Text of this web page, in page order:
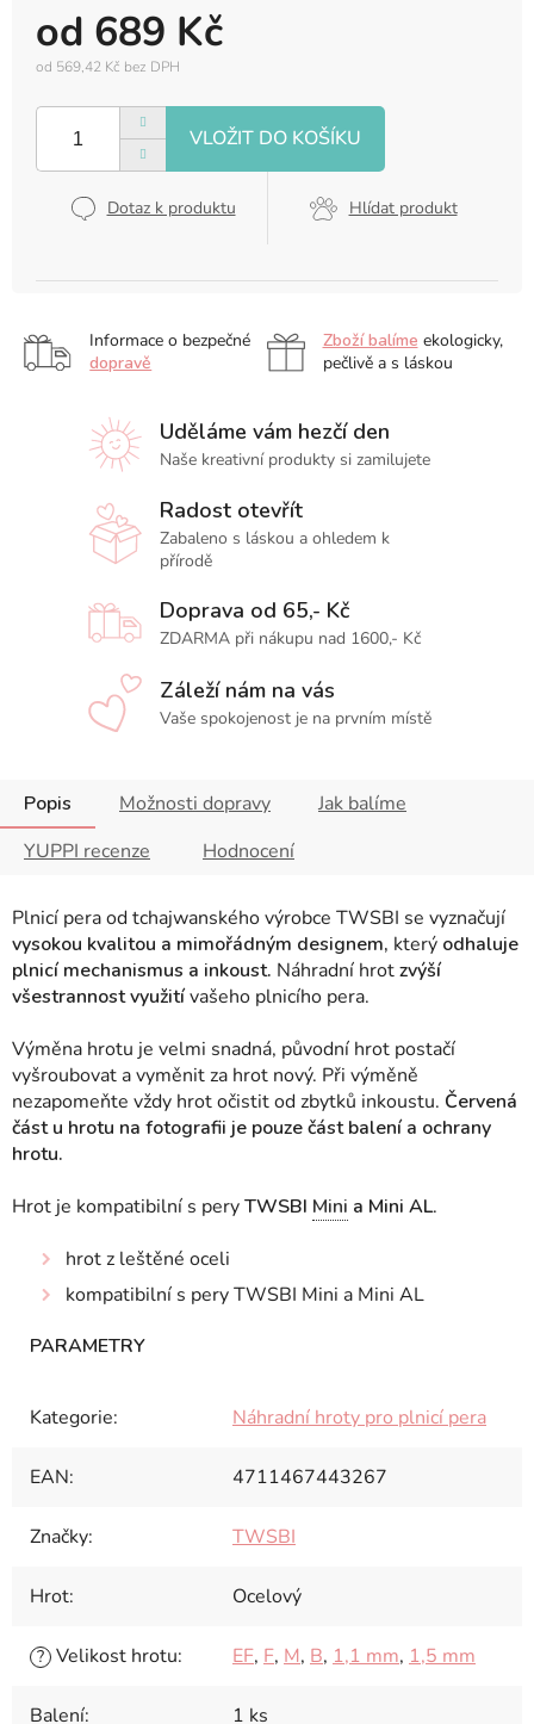
od 689 Kč
od 569,42 Kč bez DPH
cena:
Dotaz k produktu Hlídat produkt
Informace o bezpečné
dopravě
Zboží balíme ekologicky,
pečlivě a s láskou
Uděláme vám hezčí den
Naše kreativní produkty si zamilujete
Radost otevřít
Zabaleno s láskou a ohledem k
přírodě
Doprava od 65,- Kč
ZDARMA při nákupu nad 1600,- Kč
Záleží nám na vás
Vaše spokojenost je na prvním místě
Popis Možnosti dopravy
Jak balíme
YUPPI recenze
Hodnocení
Plnicí pera od tchajwanského výrobce TWSBI se vyznačují
vysokou kvalitou a mimořádným designem, který odhaluje
plnicí mechanismus a inkoust. Náhradní hrotzvýší
všestrannost využitívašeho plnicího pera.
Výměna hrotu je velmi snadná, původní hrot postačí
vyšroubovat a vyměnit za hrot nový. Při výměně
nezapomeňte vždy hrot očistit od zbytků inkoustu. Červená
část u hrotu na fotografii je pouze část balení a ochrany
hrotu.
Hrot je kompatibilní s peryTWSBI Mini a Mini AL.
hrot z leštěné oceli
kompatibilní s pery TWSBI Mini a Mini AL
Kategorie: Náhradní hroty pro plnicí pera
EAN: 4711467443267
Značky: TWSBI
Hrot: Ocelový
? Velikost hrotu: EF, F, M, B, 1,1 mm, 1,5 mm
Balení: 1 ks